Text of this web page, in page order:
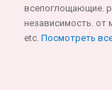
всепоглощающие.
независимость. от
etc.Посмотреть